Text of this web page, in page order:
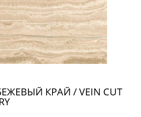
КРАЙ / VEIN CUT